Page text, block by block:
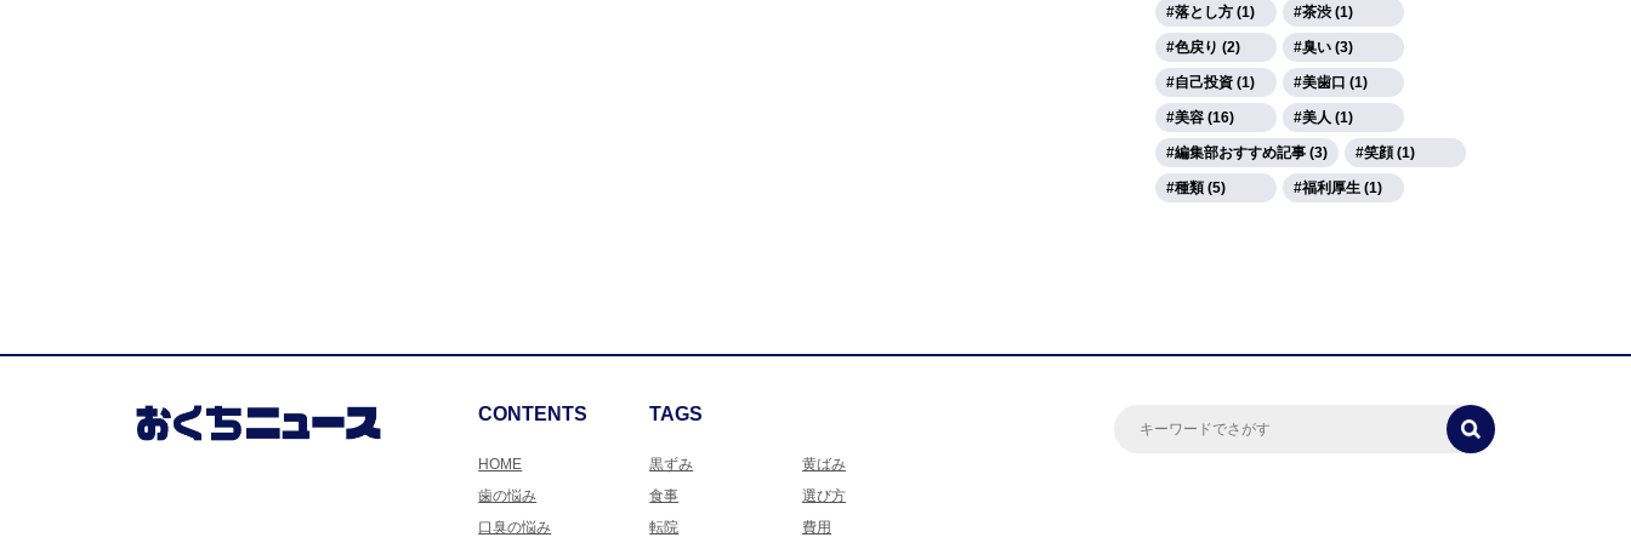
落とし方 (1) 茶渋 (1)
色戻り (2) 臭い (3)
自己投資 (1) 美歯口 (1)
美容 (16) 美人 (1)
編集部おすすめ記事 (3) 笑顔 (1)
種類 (5) 福利厚生 (1)
CONTENTS
HOME
歯の悩み
口臭の悩み
TAGS
黒ずみ
黄ばみ
食事
選び方
転院
費用